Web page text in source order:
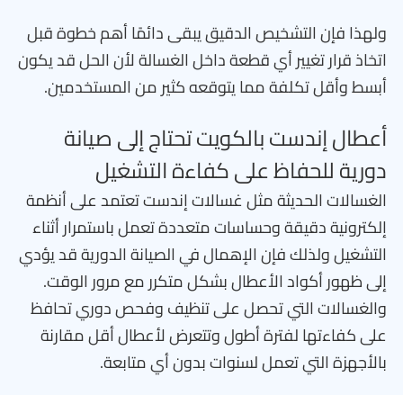
ولهذا فإن التشخيص الدقيق يبقى دائمًا أهم خطوة قبل
اتخاذ قرار تغيير أي قطعة داخل الغسالة لأن الحل قد يكون
أبسط وأقل تكلفة مما يتوقعه كثير من المستخدمين.
أعطال إندست بالكويت تحتاج إلى صيانة
دورية للحفاظ على كفاءة التشغيل
الغسالات الحديثة مثل غسالات إندست تعتمد على أنظمة
إلكترونية دقيقة وحساسات متعددة تعمل باستمرار أثناء
التشغيل ولذلك فإن الإهمال في الصيانة الدورية قد يؤدي
إلى ظهور أكواد الأعطال بشكل متكرر مع مرور الوقت.
والغسالات التي تحصل على تنظيف وفحص دوري تحافظ
على كفاءتها لفترة أطول وتتعرض لأعطال أقل مقارنة
بالأجهزة التي تعمل لسنوات بدون أي متابعة.